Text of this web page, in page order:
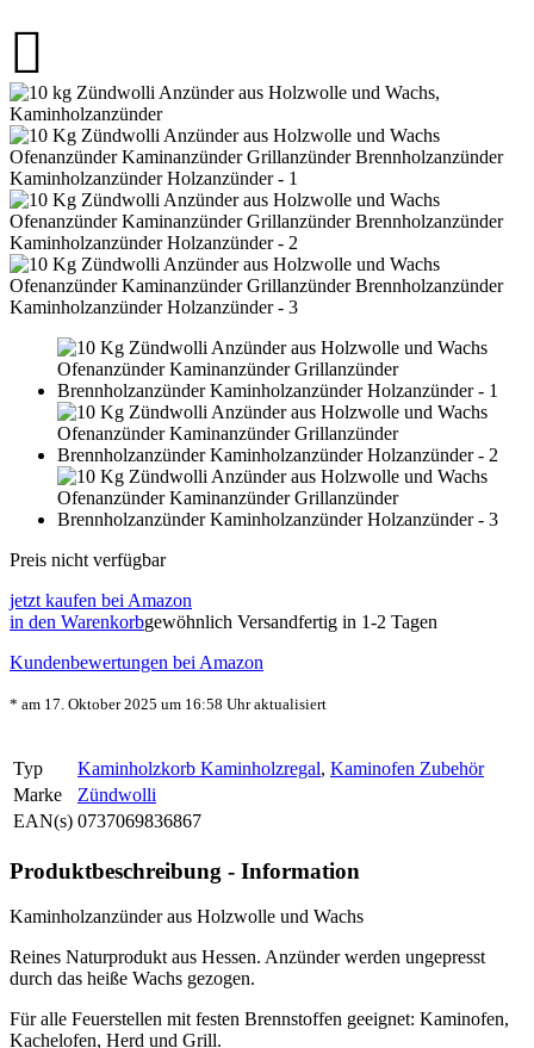
Preis nicht verfügbar
jetzt kaufen bei Amazon
in den Warenkorbgewöhnlich Versandfertig in 1-2 Tagen
Kundenbewertungen bei Amazon
* am 17. Oktober 2025 um 16:58 Uhr aktualisiert
Typ Kaminholzkorb Kaminholzregal, Kaminofen Zubehör
Marke
Zündwolli
EAN(s) 0737069836867
Produktbeschreibung - Information
Kaminholzanzünder aus Holzwolle und Wachs
Reines Naturprodukt aus Hessen. Anzünder werden ungepresst
durch das heiße Wachs gezogen.
Für alle Feuerstellen mit festen Brennstoffen geeignet: Kaminofen,
Kachelofen, Herd und Grill.